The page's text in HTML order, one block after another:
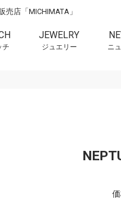
店「MICHIMATA」
チ
JEWELRY
ジュエリー ニ